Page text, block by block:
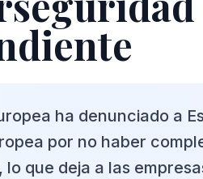
ha denunciado a
por no haber
que deja a las